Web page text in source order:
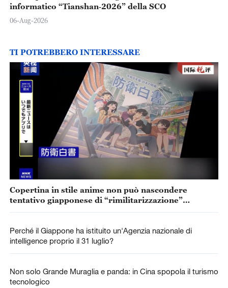
informatico “Tianshan‑2026” della SCO
06-Aug-2026
TI POTREBBERO INTERESSARE
Copertina in stile anime non può nascondere
tentativo giapponese di “rimilitarizzazione”
Perché il Giappone ha istituito un'Agenzia nazionale di
intelligence proprio il 31 luglio?
Non solo Grande Muraglia e panda: in Cina spopola il turismo
tecnologico